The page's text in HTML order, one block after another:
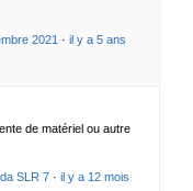
2021 · il y a 5 ans
de matériel ou autre
SLR 7 · il y a 12 mois